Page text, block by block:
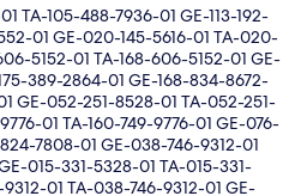
TA-105-488-7936-01 GE-113-192-
01 GE-020-145-5616-01 TA-020-
5152-01 TA-168-606-5152-01 GE-
389-2864-01 GE-168-834-8672-
GE-052-251-8528-01 TA-052-251-
01 TA-160-749-9776-01 GE-076-
7808-01 GE-038-746-9312-01
015-331-5328-01 TA-015-331-
01 TA-038-746-9312-01 GE-